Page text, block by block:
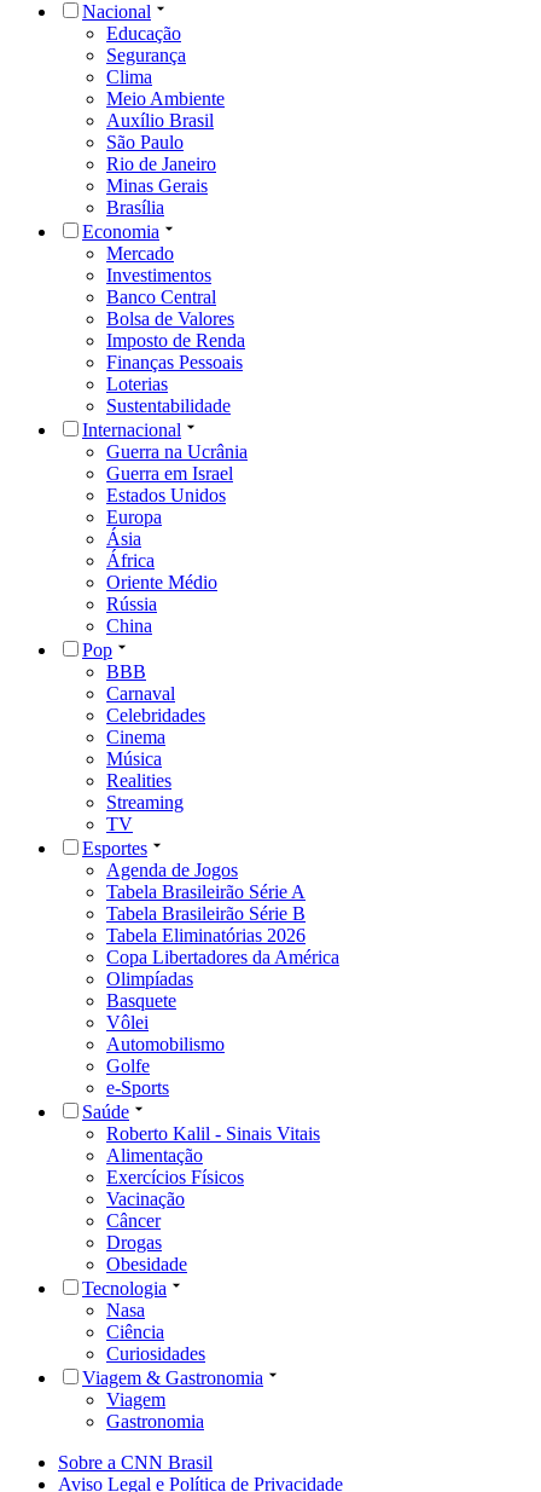
Nacional
Educação
Segurança
Clima
Meio Ambiente
Auxílio Brasil
São Paulo
Rio de Janeiro
Minas Gerais
Brasília
Economia
Mercado
Investimentos
Banco Central
Bolsa de Valores
Imposto de Renda
Finanças Pessoais
Loterias
Sustentabilidade
Internacional
Guerra na Ucrânia
Guerra em Israel
Estados Unidos
Europa
Ásia
África
Oriente Médio
Rússia
China
Pop
BBB
Carnaval
Celebridades
Cinema
Música
Realities
Streaming
TV
Esportes
Agenda de Jogos
Tabela Brasileirão Série A
Tabela Brasileirão Série B
Tabela Eliminatórias 2026
Copa Libertadores da América
Olimpíadas
Basquete
Vôlei
Automobilismo
Golfe
e-Sports
Saúde
Roberto Kalil - Sinais Vitais
Alimentação
Exercícios Físicos
Vacinação
Câncer
Drogas
Obesidade
Tecnologia
Nasa
Ciência
Curiosidades
Viagem & Gastronomia
Viagem
Gastronomia
Sobre a CNN Brasil
Aviso Legal e Política de Privacidade